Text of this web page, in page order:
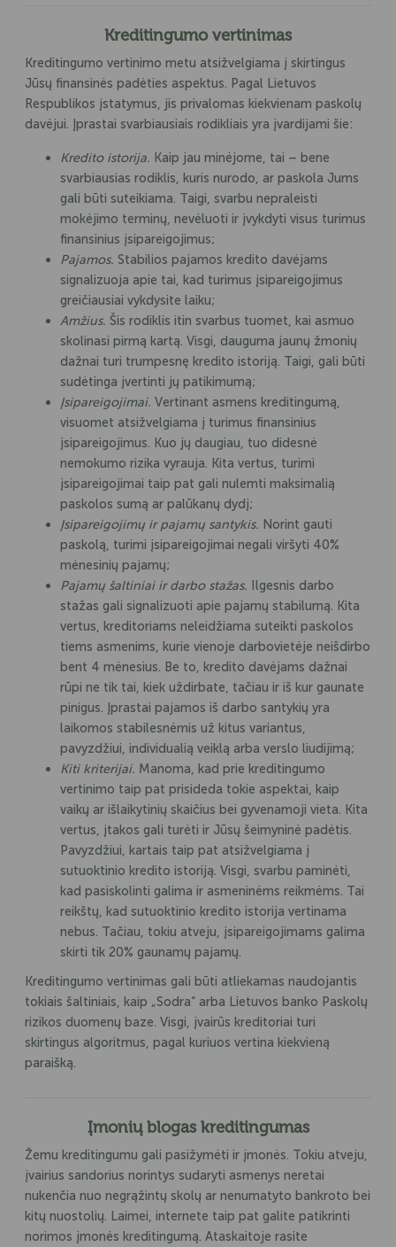
Kreditingumo vertinimas
Kreditingumo vertinimo metu atsižvelgiama į skirtingus
Jūsų finansinės padėties aspektus. Pagal Lietuvos
Respublikos įstatymus, jis privalomas kiekvienam paskolų
davėjui. Įprastai svarbiausiais rodikliais yra įvardijami šie:
Kredito istorija. Kaip jau minėjome, tai – bene
svarbiausias rodiklis, kuris nurodo, ar paskola Jums
gali būti suteikiama. Taigi, svarbu nepraleisti
mokėjimo terminų, nevėluoti ir įvykdyti visus turimus
finansinius įsipareigojimus;
Pajamos. Stabilios pajamos kredito davėjams
signalizuoja apie tai, kad turimus įsipareigojimus
greičiausiai vykdysite laiku;
Amžius. Šis rodiklis itin svarbus tuomet, kai asmuo
skolinasi pirmą kartą. Visgi, dauguma jaunų žmonių
dažnai turi trumpesnę kredito istoriją. Taigi, gali būti
sudėtinga įvertinti jų patikimumą;
Įsipareigojimai. Vertinant asmens kreditingumą,
visuomet atsižvelgiama į turimus finansinius
įsipareigojimus. Kuo jų daugiau, tuo didesnė
nemokumo rizika vyrauja. Kita vertus, turimi
įsipareigojimai taip pat gali nulemti maksimalią
paskolos sumą ar palūkanų dydį;
Įsipareigojimų ir pajamų santykis. Norint gauti
paskolą, turimi įsipareigojimai negali viršyti 40%
mėnesinių pajamų;
Pajamų šaltiniai ir darbo stažas. Ilgesnis darbo
stažas gali signalizuoti apie pajamų stabilumą. Kita
vertus, kreditoriams neleidžiama suteikti paskolos
tiems asmenims, kurie vienoje darbovietėje neišdirbo
bent 4 mėnesius. Be to, kredito davėjams dažnai
rūpi ne tik tai, kiek uždirbate, tačiau ir iš kur gaunate
pinigus. Įprastai pajamos iš darbo santykių yra
laikomos stabilesnėmis už kitus variantus,
pavyzdžiui, individualią veiklą arba verslo liudijimą;
Kiti kriterijai. Manoma, kad prie kreditingumo
vertinimo taip pat prisideda tokie aspektai, kaip
vaikų ar išlaikytinių skaičius bei gyvenamoji vieta. Kita
vertus, įtakos gali turėti ir Jūsų šeimyninė padėtis.
Pavyzdžiui, kartais taip pat atsižvelgiama į
sutuoktinio kredito istoriją. Visgi, svarbu paminėti,
kad pasiskolinti galima ir asmeninėms reikmėms. Tai
reikštų, kad sutuoktinio kredito istorija vertinama
nebus. Tačiau, tokiu atveju, įsipareigojimams galima
skirti tik 20% gaunamų pajamų.
Kreditingumo vertinimas gali būti atliekamas naudojantis
tokiais šaltiniais, kaip „Sodra“ arba Lietuvos banko Paskolų
rizikos duomenų baze. Visgi, įvairūs kreditoriai turi
skirtingus algoritmus, pagal kuriuos vertina kiekvieną
paraišką.
Įmonių blogas kreditingumas
Žemu kreditingumu gali pasižymėti ir įmonės. Tokiu atveju,
įvairius sandorius norintys sudaryti asmenys neretai
nukenčia nuo negrąžintų skolų ar nenumatyto bankroto bei
kitų nuostolių. Laimei, internete taip pat galite patikrinti
norimos įmonės kreditingumą. Ataskaitoje rasite